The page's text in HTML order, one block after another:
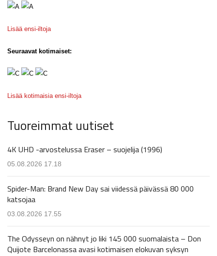
Lisää ensi-iltoja
Seuraavat kotimaiset:
Lisää kotimaisia ensi-iltoja
Tuoreimmat uutiset
4K UHD -arvostelussa Eraser – suojelija (1996)
05.08.2026 17.18
Spider-Man: Brand New Day sai viidessä päivässä 80 000
katsojaa
03.08.2026 17.55
The Odysseyn on nähnyt jo liki 145 000 suomalaista – Don
Quijote Barcelonassa avasi kotimaisen elokuvan syksyn